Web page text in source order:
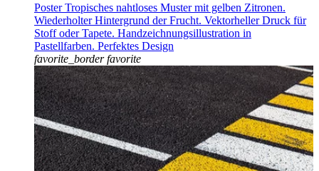
Poster Tropisches nahtloses Muster mit gelben Zitronen.
Wiederholter Hintergrund der Frucht. Vektorheller Druck für
Stoff oder Tapete. Handzeichnungsillustration in
Pastellfarben. Perfektes Design
favorite_border favorite